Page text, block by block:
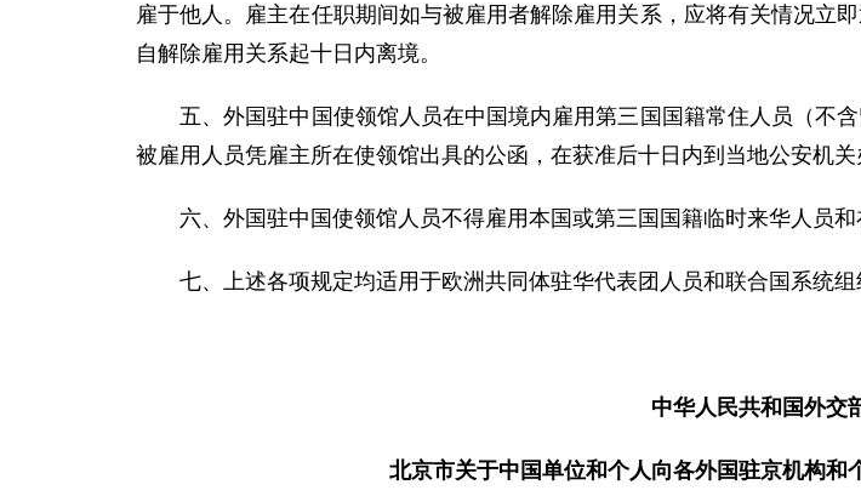
雇于他人。雇主在任职期间如与被雇用者解除雇用关系，应将有关情况立
自解除雇用关系起十日内离境。
五、外国驻中国使领馆人员在中国境内雇用第三国国籍常住人员（不含
被雇用人员凭雇主所在使领馆出具的公函，在获准后十日内到当地公安机关
六、外国驻中国使领馆人员不得雇用本国或第三国国籍临时来华人员和
七、上述各项规定均适用于欧洲共同体驻华代表团人员和联合国系统组
中华人民共和国外交
北京市关于中国单位和个人向各外国驻京机构和